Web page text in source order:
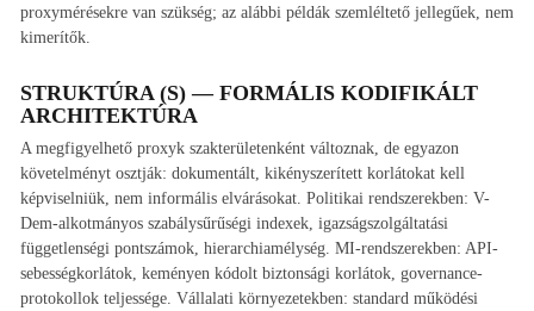
proxymérésekre van szükség; az alábbi példák szemléltető jellegűek, nem
kimerítők.
STRUKTÚRA (S) — FORMÁLIS KODIFIKÁLT
ARCHITEKTÚRA
A megfigyelhető proxyk szakterületenként változnak, de egyazon
követelményt osztják: dokumentált, kikényszerített korlátokat kell
képviselniük, nem informális elvárásokat. Politikai rendszerekben: V-
Dem-alkotmányos szabálysűrűségi indexek, igazságszolgáltatási
függetlenségi pontszámok, hierarchiamélység. MI-rendszerekben: API-
sebességkorlátok, keményen kódolt biztonsági korlátok, governance-
protokollok teljessége. Vállalati környezetekben: standard működési